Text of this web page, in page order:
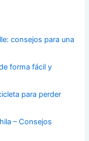
consejos para una
forma fácil y
para perder
– Consejos